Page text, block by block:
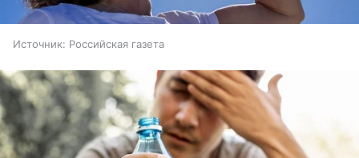
Источник: Российская газета